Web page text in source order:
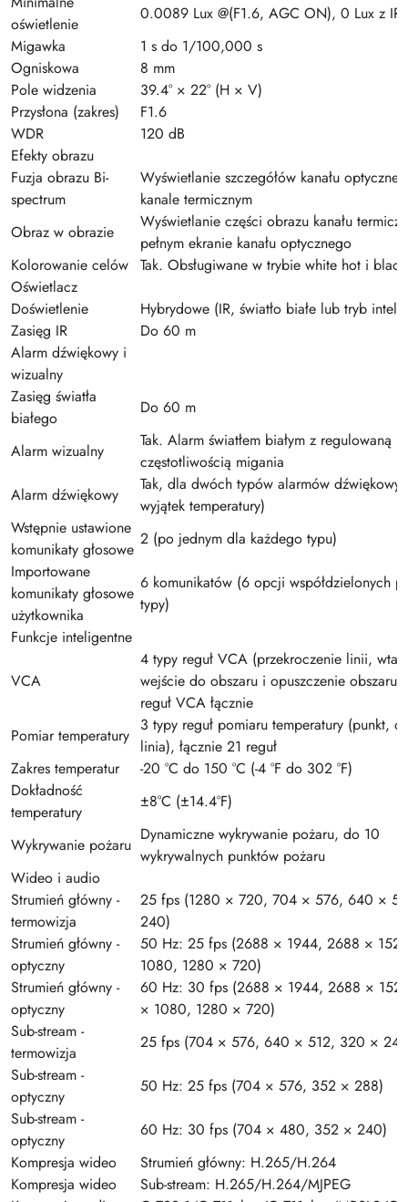
oświetlenie
0.0089 Lux @(F1.6, AGC ON), 0 Lux z IR
Migawka
1 s do 1/100,000 s
Ogniskowa
8 mm
Pole widzenia
39.4° × 22° (H × V)
Przysłona (zakres)
F1.6
WDR
120 dB
Efekty obrazu
Fuzja obrazu Bi-
spectrum
Wyświetlanie szczegółów kanału
kanale termicznym
Obraz w obrazie
Wyświetlanie części obrazu kanału
pełnym ekranie kanału optycznego
Kolorowanie celów Tak. Obsługiwane w trybie white hot i
Oświetlacz
Doświetlenie
Hybrydowe (IR, światło białe lub tryb
Zasięg IR
Do 60 m
Alarm dźwiękowy i
wizualny
Zasięg światła
białego
Do 60 m
Alarm wizualny
Tak. Alarm światłem białym z regulowaną
częstotliwością migania
Alarm dźwiękowy
Tak, dla dwóch typów alarmów
wyjątek temperatury)
Wstępnie ustawione
komunikaty głosowe
2 (po jednym dla każdego typu)
Importowane
komunikaty głosowe
użytkownika
6 komunikatów (6 opcji współdzielonych
typy)
Funkcje inteligentne
VCA
4 typy reguł VCA (przekroczenie linii,
wejście do obszaru i opuszczenie
reguł VCA łącznie
Pomiar temperatury
3 typy reguł pomiaru temperatury (punkt,
linia), łącznie 21 reguł
Zakres temperatur
-20 °C do 150 °C (-4 °F do 302 °F)
Dokładność
temperatury
±8°C (±14.4°F)
Wykrywanie pożaru
Dynamiczne wykrywanie pożaru, do 10
wykrywalnych punktów pożaru
Wideo i audio
Strumień główny -
termowizja
25 fps (1280 × 720, 704 × 576, 640 ×
240)
Strumień główny -
optyczny
50 Hz: 25 fps (2688 × 1944, 2688 ×
1080, 1280 × 720)
Strumień główny -
optyczny
60 Hz: 30 fps (2688 × 1944, 2688 ×
× 1080, 1280 × 720)
Sub-stream -
termowizja
25 fps (704 × 576, 640 × 512, 320 ×
Sub-stream -
optyczny
50 Hz: 25 fps (704 × 576, 352 × 288)
Sub-stream -
optyczny
60 Hz: 30 fps (704 × 480, 352 × 240)
Kompresja wideo
Strumień główny: H.265/H.264
Kompresja wideo
Sub-stream: H.265/H.264/MJPEG